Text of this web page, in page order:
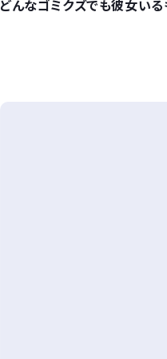
どんなゴミクズでも彼女い